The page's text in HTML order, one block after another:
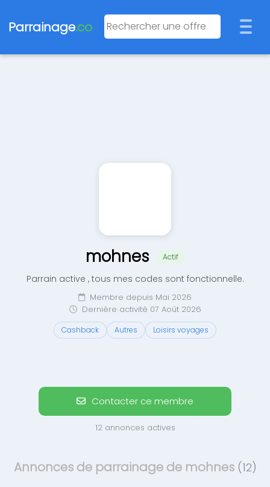
Parrainage.co
mohnes Actif
Parrain active , tous mes codes sont fonctionnelle.
Membre depuis Mai 2026
Dernière activité 07 Août 2026
Cashback Autres Loisirs voyages
Contacter ce membre
12 annonces actives
Annonces de parrainage de mohnes (12)